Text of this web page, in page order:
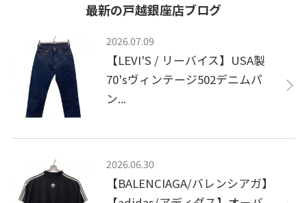
最新の戸越銀座店ブログ
2026.07.09
【LEVI'S / リーバイス】USA製
70'sヴィンテージ502デニムパ
ン...
2026.06.30
【BALENCIAGA/バレンシアガ】